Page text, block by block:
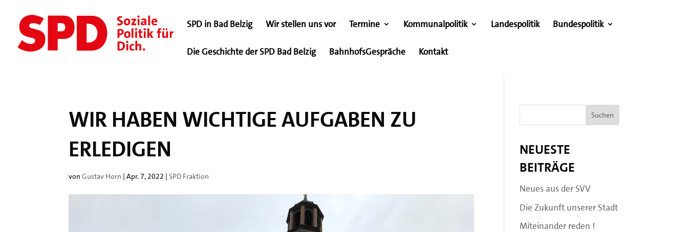
SPD in Bad Belzig Wir stellen uns vor Termine Kommunalpolitik Landespolitik Bundespolitik
Die Geschichte der SPD Bad Belzig BahnhofsGespräche Kontakt
WIR HABEN WICHTIGE AUFGABEN ZU
ERLEDIGEN
vonGustav Horn |Apr. 7, 2022 |SPD Fraktion
Neueste
Beiträge
Neues aus der SVV
Die Zukunft unserer Stadt
Miteinander reden !